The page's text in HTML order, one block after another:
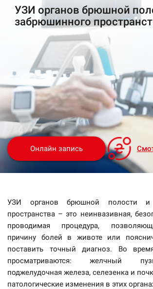
УЗИ органов брюшной
забрюшинного
Онлайн запиcь
УЗИ органов брюшной полости и
пространства – это неинвазивная,
проводимая процедура,
причину болей в животе или
поставить точный диагноз. Во
просматриваются: желчный
поджелудочная железа, селезенка и
патологические изменения в этих